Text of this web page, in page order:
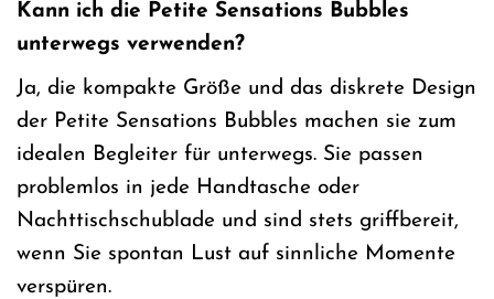
Kann ich die Petite Sensations Bubbles
unterwegs verwenden?
Ja, die kompakte Größe und das diskrete Design
der Petite Sensations Bubbles machen sie zum
idealen Begleiter für unterwegs. Sie passen
problemlos in jede Handtasche oder
Nachttischschublade und sind stets griffbereit,
wenn Sie spontan Lust auf sinnliche Momente
verspüren.